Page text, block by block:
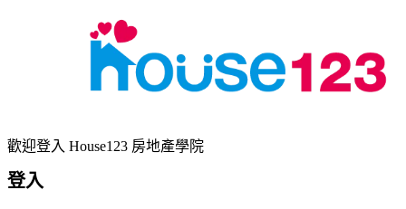
歡迎登入 House123 房地產學院
登入